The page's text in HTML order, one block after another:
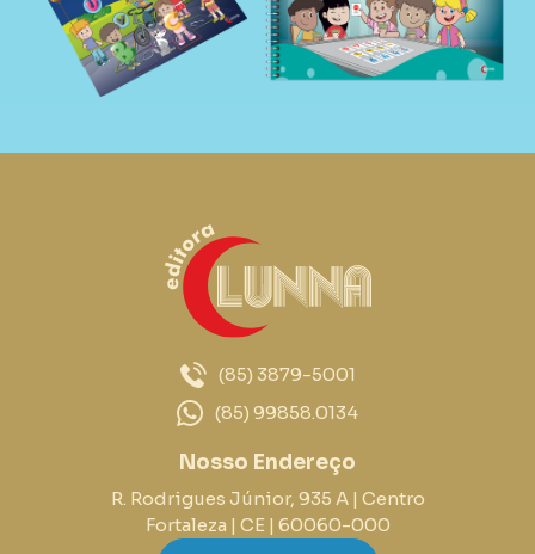
(85) 3879-5001
(85) 99858.0134
Nosso Endereço
R. Rodrigues Júnior, 935 A | Centro
Fortaleza | CE | 60060-000